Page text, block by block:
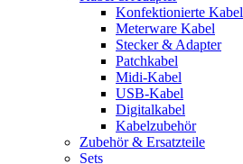
Konfektionierte Kabel
Meterware Kabel
Stecker & Adapter
Patchkabel
Midi-Kabel
USB-Kabel
Digitalkabel
Kabelzubehör
Zubehör & Ersatzteile
Sets